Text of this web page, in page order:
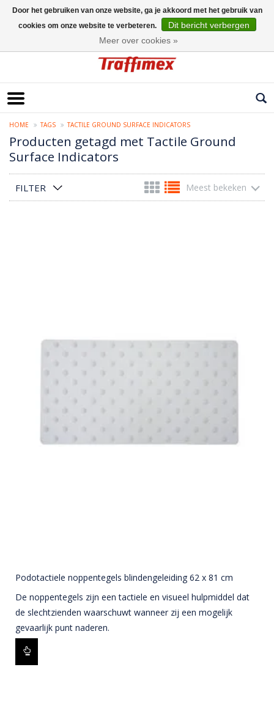
HOME TAGS TACTILE GROUND SURFACE INDICATORS
Producten getagd met Tactile Ground
Surface Indicators
FILTER Meest bekeken
Podotactiele noppentegels blindengeleiding 62 x 81 cm
De noppentegels zijn een tactiele en visueel hulpmiddel dat
de slechtzienden waarschuwt wanneer zij een mogelijk
gevaarlijk punt naderen.
Door het gebruiken van onze website, ga je akkoord met het gebruik van
cookies om onze website te verbeteren.
Dit bericht verbergen
Meer over cookies »